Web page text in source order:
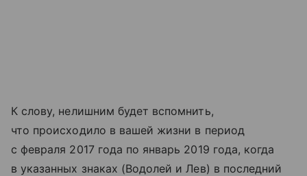
К слову, нелишним будет вспомнить,
что происходило в вашей жизни в период
с февраля 2017 года по январь 2019 года, когда
в указанных знаках (Водолей и Лев) в последний